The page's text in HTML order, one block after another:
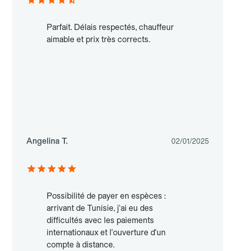
Parfait. Délais respectés, chauffeur
aimable et prix très corrects.
Angelina T. 02/01/2025
Possibilité de payer en espèces :
arrivant de Tunisie, j'ai eu des
difficultés avec les paiements
internationaux et l'ouverture d'un
compte à distance.